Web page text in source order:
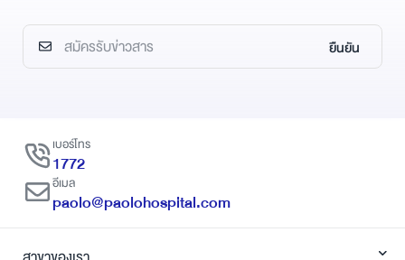
ยืนยัน
เบอร์โทร
1772
อีเมล
paolo@paolohospital.com